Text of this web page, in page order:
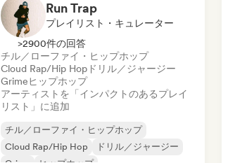
Run Trap
プレイリスト・キュレーター
>2900件の回答
チル／ローファイ・ヒップホップ
Cloud Rap/Hip Hop ドリル／ジャージー
Grimeヒップホップ
アーティストを「インパクトのあるプレイ
リスト」に追加
チル／ローファイ・ヒップホップ
Cloud Rap/Hip Hop
ドリル／ジャージー